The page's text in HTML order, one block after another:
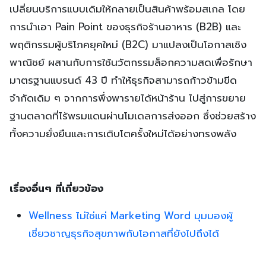
เปลี่ยนบริการแบบเดิมให้กลายเป็นสินค้าพร้อมสเกล โดย
การนำเอา Pain Point ของธุรกิจร้านอาหาร (B2B) และ
พฤติกรรมผู้บริโภคยุคใหม่ (B2C) มาแปลงเป็นโอกาสเชิง
พาณิชย์ ผสานกับการใช้นวัตกรรมล็อกความสดเพื่อรักษา
มาตรฐานแบรนด์ 43 ปี ทำให้ธุรกิจสามารถก้าวข้ามขีด
จำกัดเดิม ๆ จากการพึ่งพารายได้หน้าร้าน ไปสู่การขยาย
ฐานตลาดที่ไร้พรมแดนผ่านโมเดลการส่งออก ซึ่งช่วยสร้าง
ทั้งความยั่งยืนและการเติบโตครั้งใหม่ได้อย่างทรงพลัง
เรื่องอื่นๆ ที่เกี่ยวข้อง
Wellness ไม่ใช่แค่ Marketing Word มุมมองผู้
เชี่ยวชาญธุรกิจสุขภาพกับโอกาสที่ยังไปถึงได้